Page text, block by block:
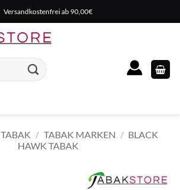
Versandkostenfrei ab 90,00€
TABAK / TABAK MARKEN / BLACK
HAWK TABAK